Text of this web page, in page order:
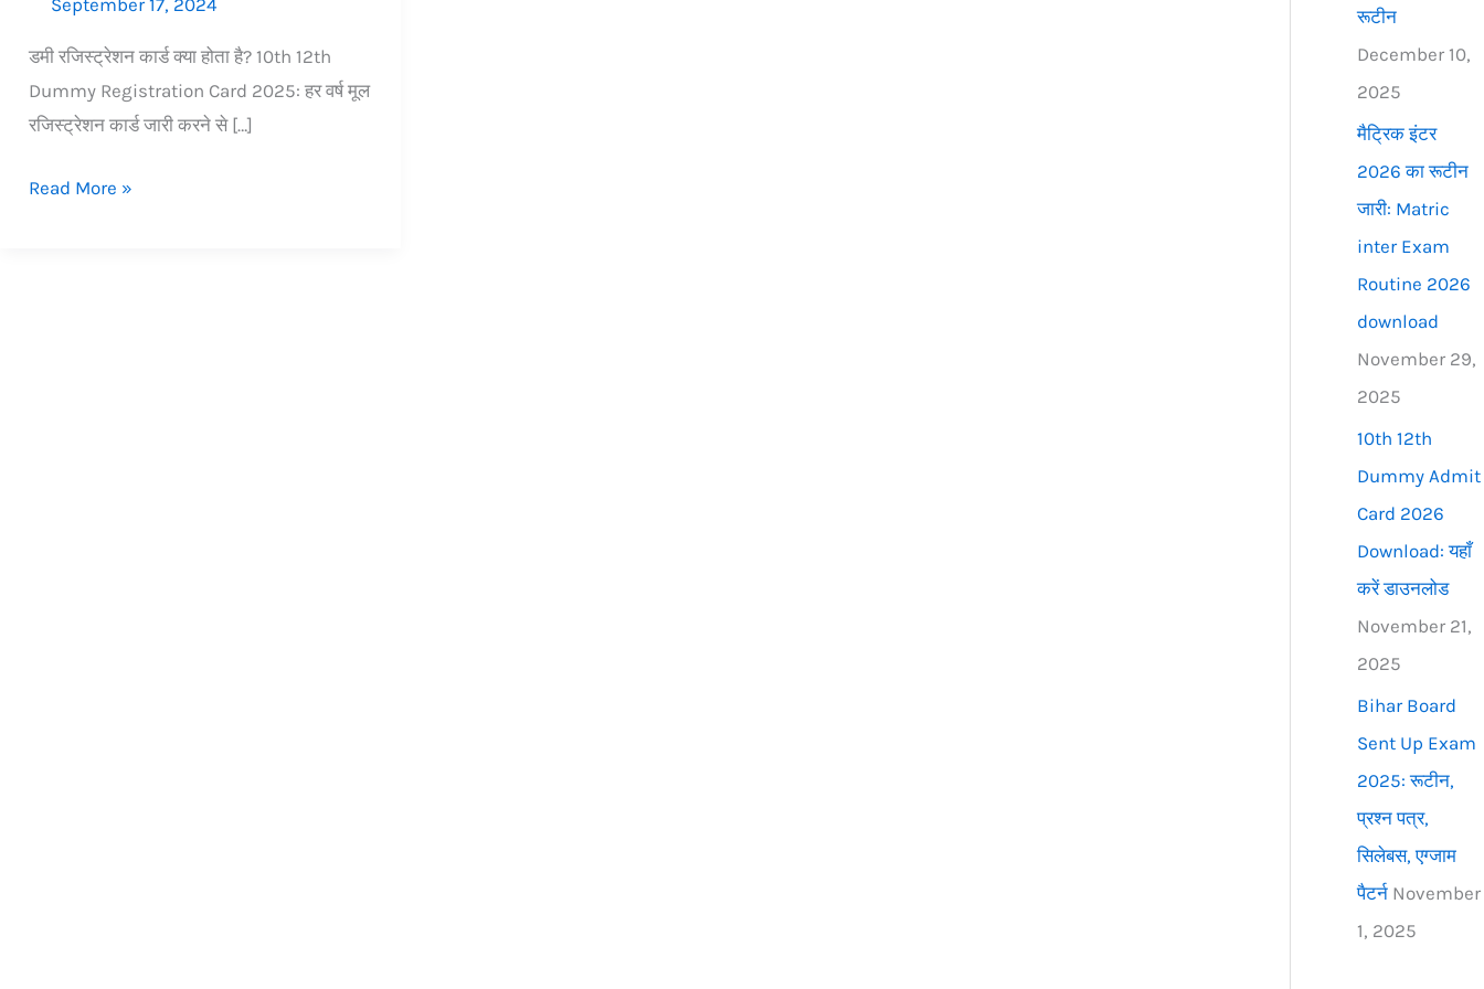
September 17, 2024
डमी रजिस्ट्रेशन कार्ड क्या होता है? 10th 12th
Dummy Registration Card 2025: हर वर्ष मूल
रजिस्ट्रेशन कार्ड जारी करने से […]
Read More »
रूटीन
December 10,
2025
मैट्रिक इंटर
2026 का रूटीन
जारी: Matric
inter Exam
Routine 2026
download
November 29,
2025
10th 12th
Dummy Admit
Card 2026
Download: यहाँ
करें डाउनलोड
November 21,
2025
Bihar Board
Sent Up Exam
2025: रूटीन,
प्रश्न पत्र,
सिलेबस, एग्जाम
पैटर्न November
1, 2025